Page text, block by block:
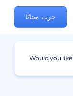
جرب مجانًا
Would you